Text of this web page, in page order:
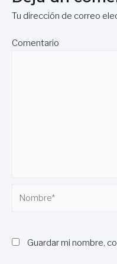
Tu dirección de correo
Comentario
Guardar mi nombre,